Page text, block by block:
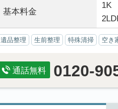
基本料金
1K
遺品整理 生前整理 特殊清掃 空き
通話無料 0120-